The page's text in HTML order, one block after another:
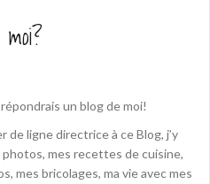
un blog de moi!
de ligne directrice à ce Blog, j’y
mes recettes de cuisine,
mes bricolages, ma vie avec mes